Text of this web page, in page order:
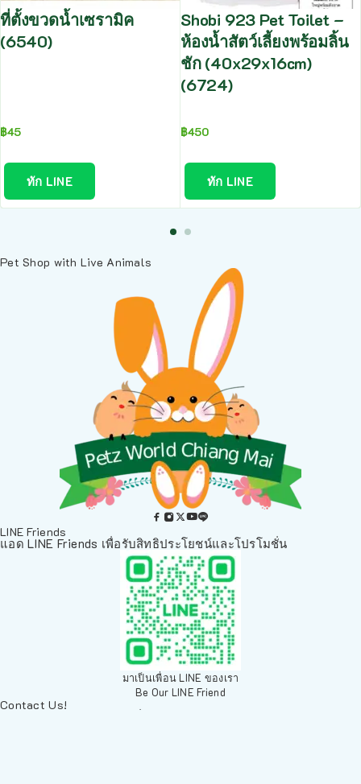
ที่ตั้งขวดน้ำเซรามิค
(6540)
฿45
ทัก LINE
Shobi 923 Pet Toilet –
ห้องน้ำสัตว์เลี้ยงพร้อมลิ้น
ชัก (40x29x16cm)
(6724)
฿450
ทัก LINE
Pet Shop with Live Animals
LINE Friends
แอด LINE Friends เพื่อรับสิทธิประโยชน์และโปรโมชั่น
มาเป็นเพื่อน LINE ของเรา
Be Our LINE Friend
Contact Us!